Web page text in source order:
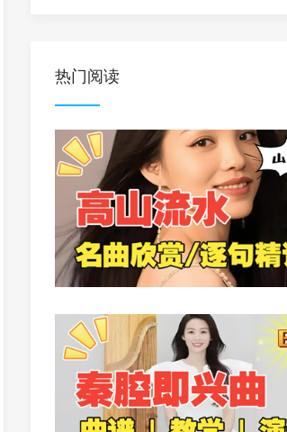
热门阅读